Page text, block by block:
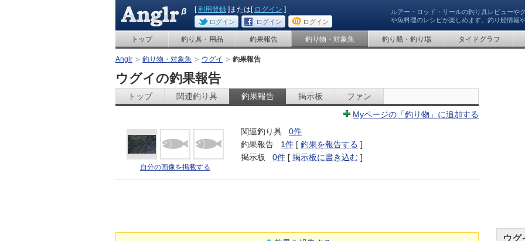
ルアー・ロッド・リールの釣り具レビューや
や魚料理のレシピが楽しめます。釣り船情報
[利用登録 ]または[ ログイン ]
ログイン ログイン ログイン
トップ 釣り具・用品 釣果報告 釣り物・対象魚 釣り船・釣り場 タイドグラフ
Anglr 釣り物・対象魚 ウグイ 釣果報告
ウグイの釣果報告
トップ 関連釣り具 釣果報告 掲示板
ファン
Myページの「釣り物」に追加する
自分の画像を掲載する
関連釣り具
0件
釣果報告
1件 [ 釣果を報告する ]
掲示板
0件 [ 掲示板に書き込む ]
ウグ